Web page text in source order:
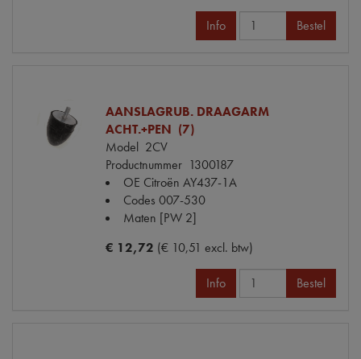
Info Bestel
AANSLAGRUB. DRAAGARM
ACHT.+PEN (7)
Model 2CV
Productnummer 1300187
OE Citroën AY437-1A
Codes 007-530
Maten [PW 2]
€ 12,72 (€ 10,51 excl. btw)
Info Bestel